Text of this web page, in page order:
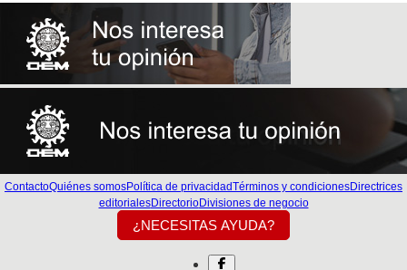
ContactoQuiénes somosPolítica de privacidadTérminos y condicionesDirectrices
editorialesDirectorioDivisiones de negocio
¿NECESITAS AYUDA?